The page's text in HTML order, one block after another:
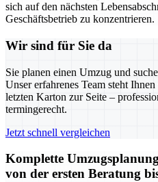
sich auf den nächsten
Geschäftsbetrieb zu konzentrieren.
Wir sind für Sie da
Sie planen einen Umzug und
Unser erfahrenes Team steht
letzten Karton zur Seite –
termingerecht.
Jetzt schnell vergleichen
Komplette
von der ersten Beratung